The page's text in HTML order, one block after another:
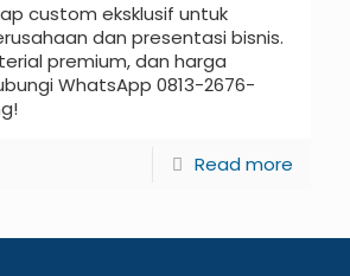
custom eksklusif untuk
dan presentasi bisnis.
premium, dan harga
WhatsApp 0813-2676-
Read more